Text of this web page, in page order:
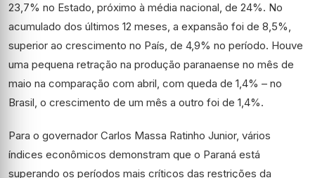
23,7% no Estado, próximo à média nacional, de 24%. No
acumulado dos últimos 12 meses, a expansão foi de 8,5%,
superior ao crescimento no País, de 4,9% no período. Houve
uma pequena retração na produção paranaense no mês de
maio na comparação com abril, com queda de 1,4% – no
Brasil, o crescimento de um mês a outro foi de 1,4%.
Para o governador Carlos Massa Ratinho Junior, vários
índices econômicos demonstram que o Paraná está
superando os períodos mais críticos das restrições da